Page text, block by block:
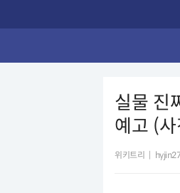
실물 진
예고 (
위키트리